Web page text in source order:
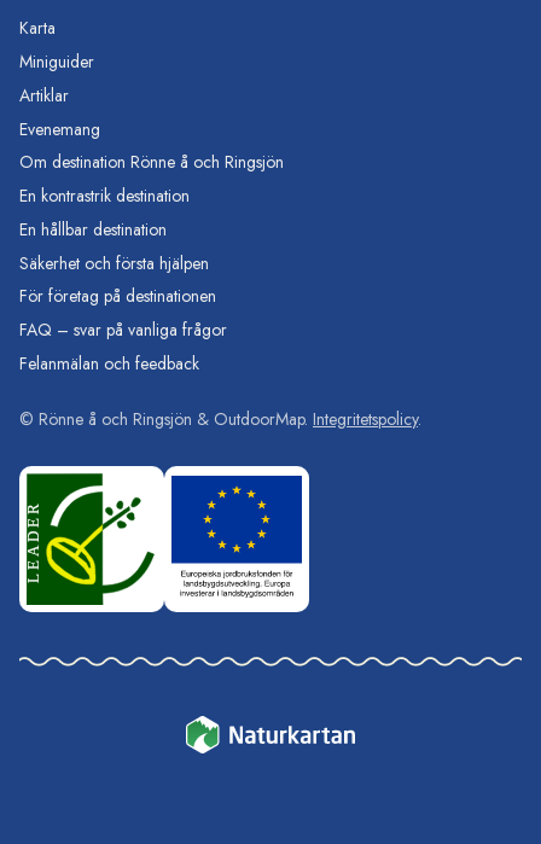
Karta
Miniguider
Artiklar
Evenemang
Om destination Rönne å och Ringsjön
En kontrastrik destination
En hållbar destination
Säkerhet och första hjälpen
För företag på destinationen
FAQ – svar på vanliga frågor
Felanmälan och feedback
© Rönne å och Ringsjön & OutdoorMap. Integritetspolicy.